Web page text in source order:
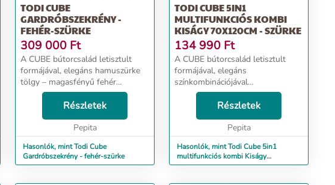
TODI CUBE
GARDRÓBSZEKRÉNY -
FEHÉR-SZÜRKE
309 000 Ft
A CUBE bútorcsalád letisztult
formájával, elegáns hamuszürke
tölgy – magasfényű fehér
színkombinációjával
természetességet és melegséget
áraszt. A Cube gardróbszekrény
kialakításánál arra törekedtünk,...
Részletek
Pepita
Hasonlók, mint Todi Cube
Gardróbszekrény - fehér-szürke
TODI CUBE 5IN1
MULTIFUNKCIÓS KOMBI
KISÁGY 70X120CM - SZÜRKE
134 990 Ft
A CUBE bútorcsalád letisztult
formájával, elegáns
színkombinációjával
természetességet és melegséget
áraszt. A Cube 5in1 multifunkciós
kombiágy 2 éves korig
babaágyként, 2-8 éves kor között
Részletek
Pepita
Hasonlók, mint Todi Cube 5in1
multifunkciós kombi Kiságy
70x120cm - szürke